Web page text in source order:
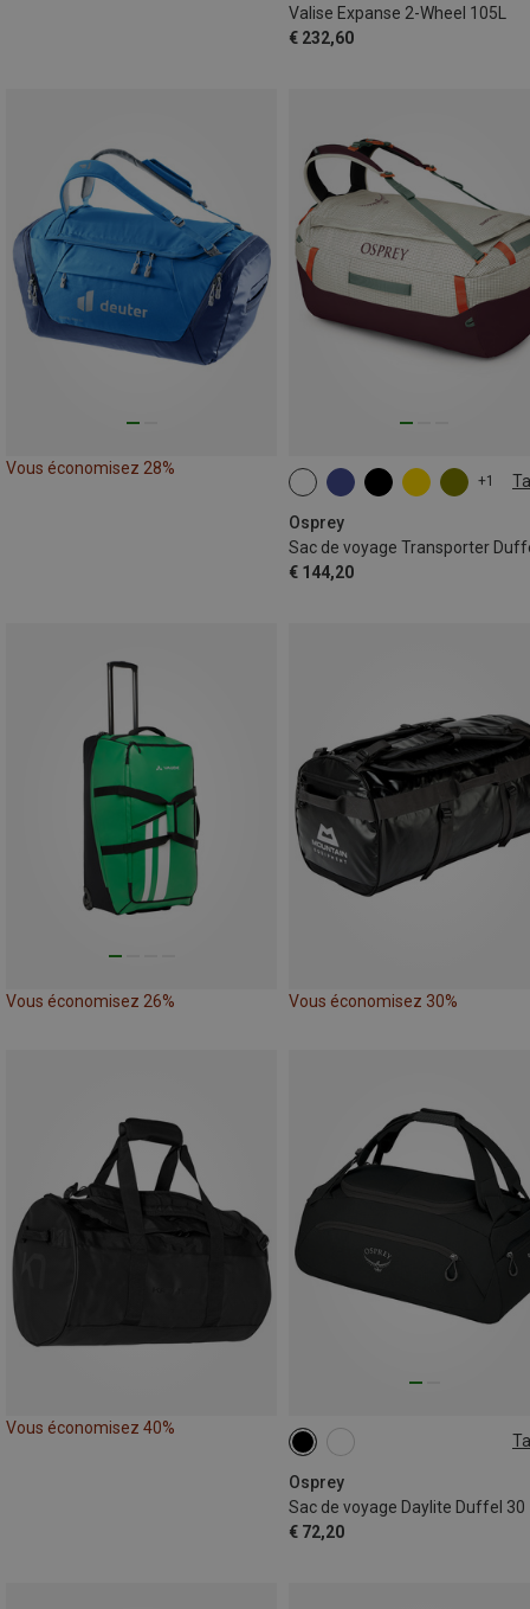
Valise Expanse 2-Wheel 105L
€ 232,60
Vous économisez 28%
+1
Osprey
€ 144,20
65L
Vous économisez 26% Vous économisez 30%
Vous économisez 40%
Osprey
Sac de voyage Daylite Duffel 30
€ 72,20
30L